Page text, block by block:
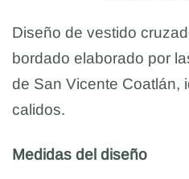
Diseño de vestido
bordado elaborado por
de San Vicente Coatlán,
calidos.
Medidas del diseño